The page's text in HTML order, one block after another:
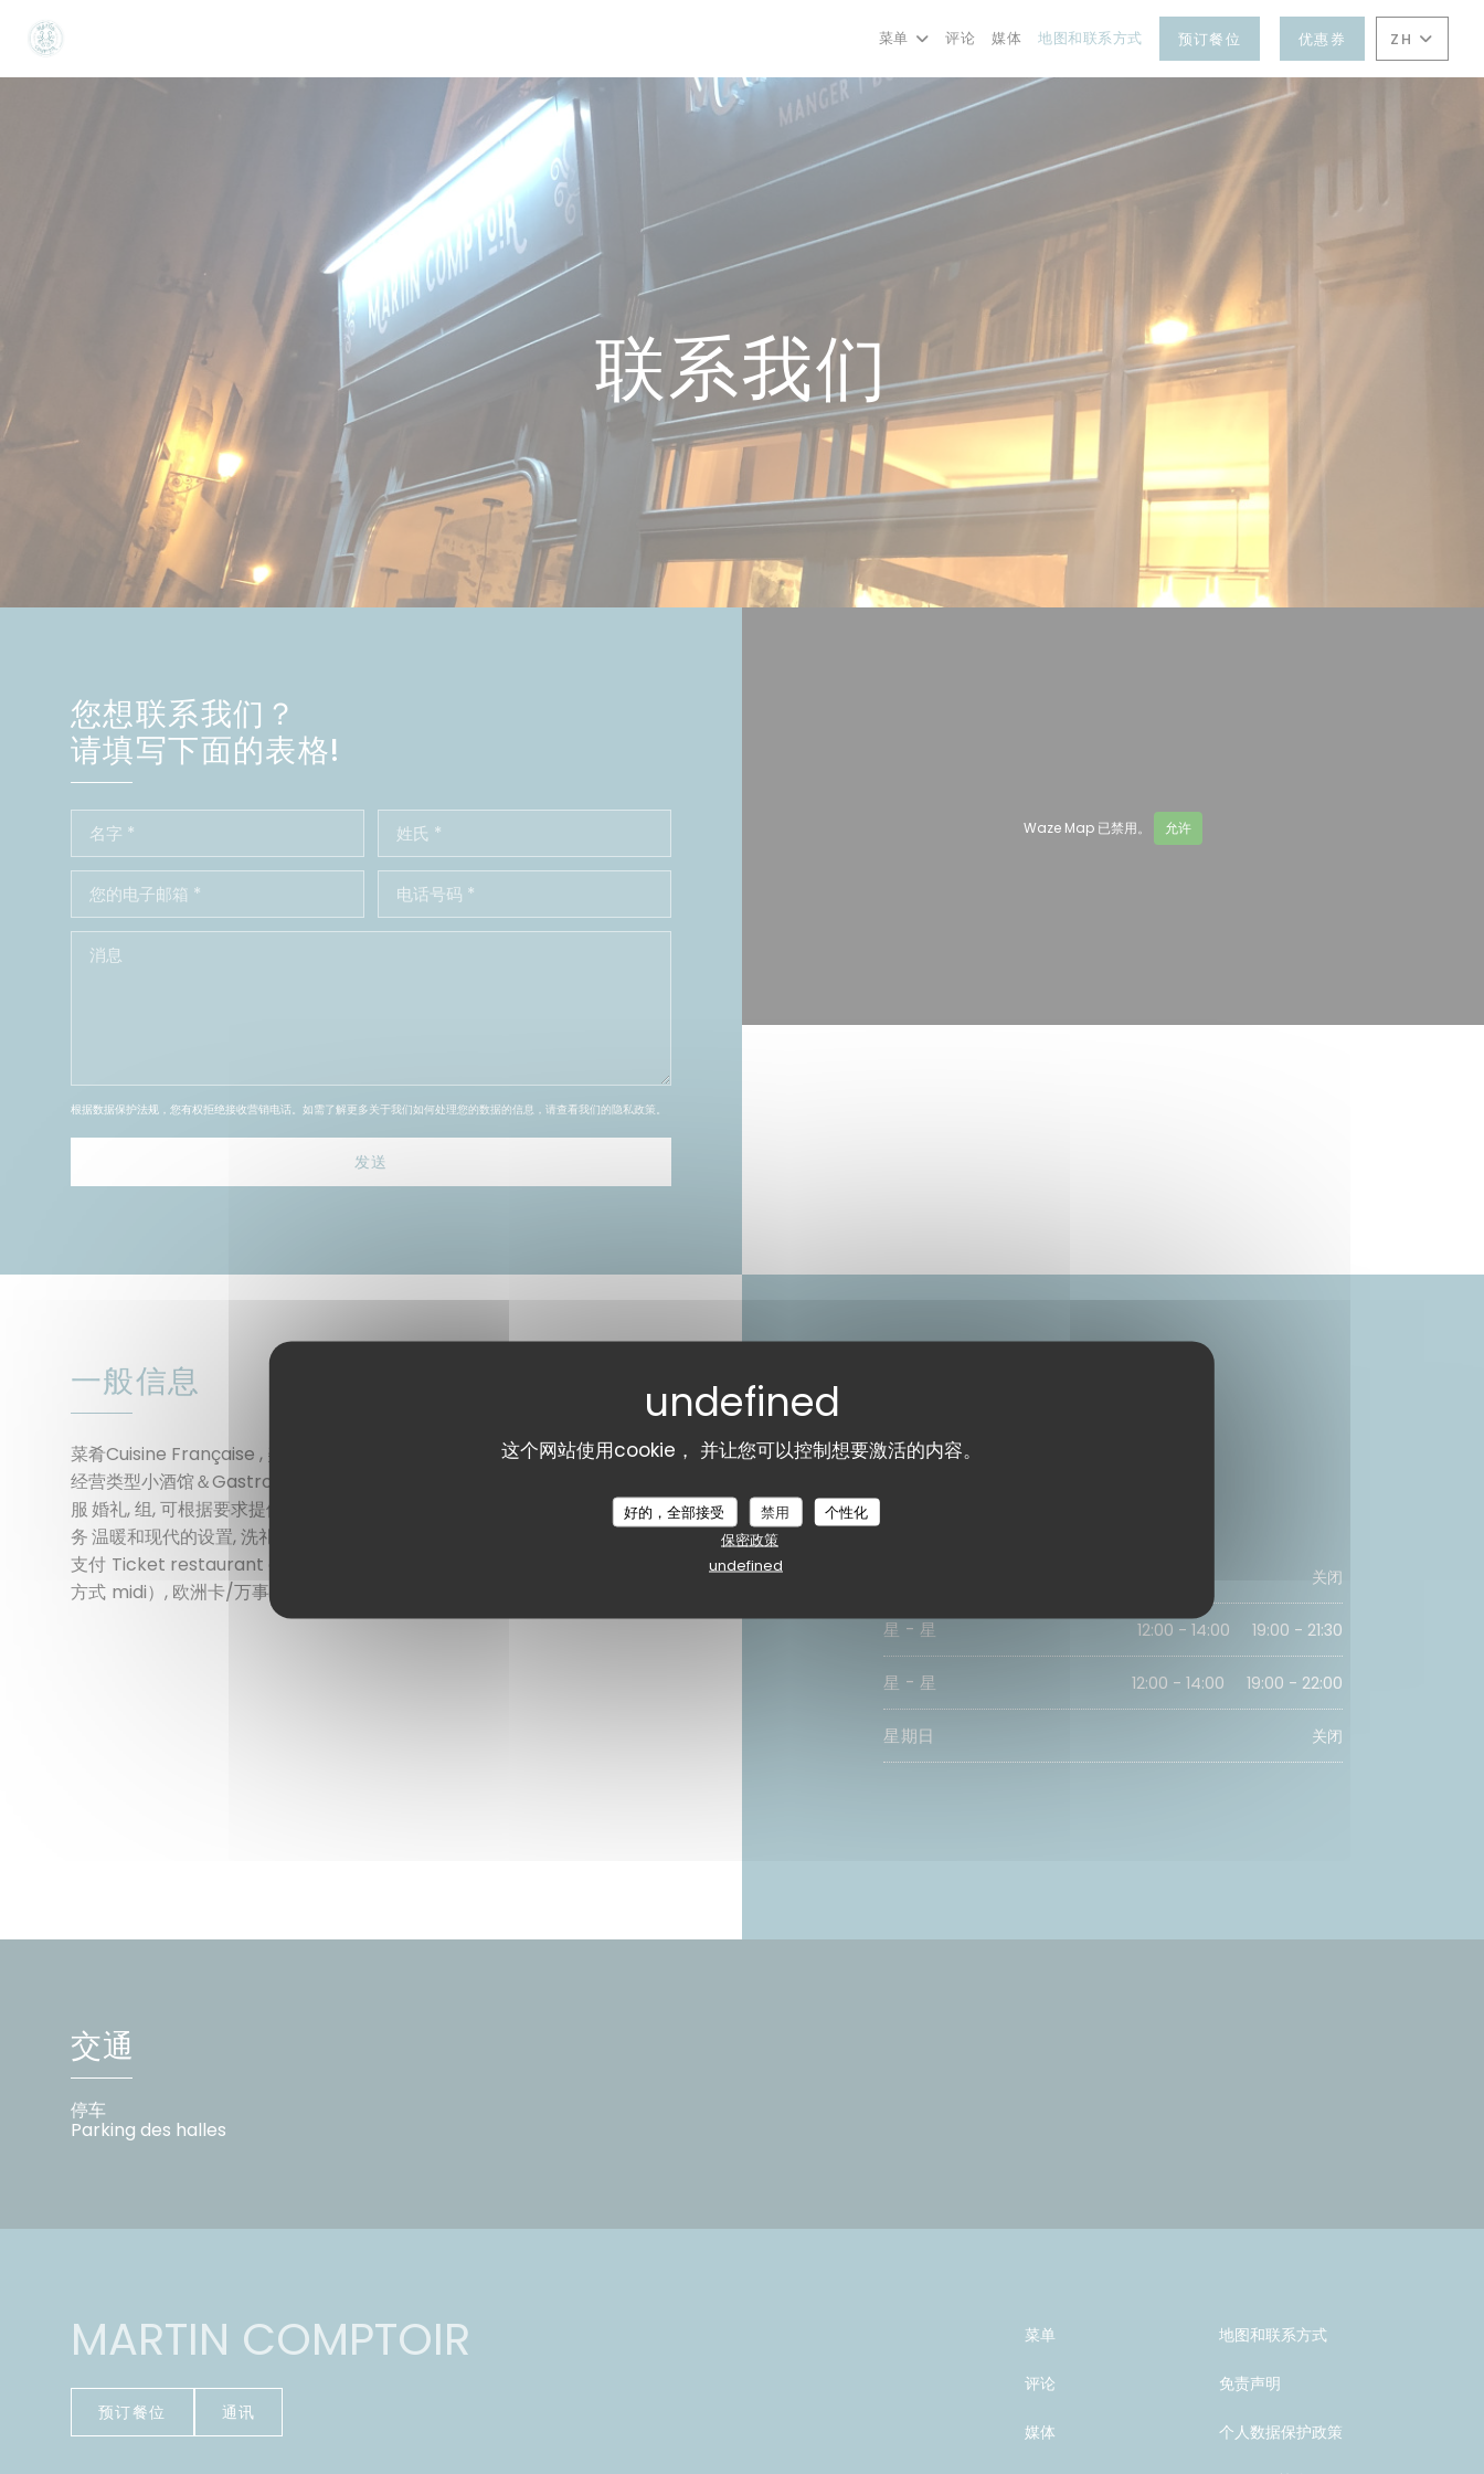
这个网站使用cookie， 并让您可以控制想要激活的内容。
好的，全部接受 禁用
个性化
保密政策
undefined
菜单 评论 媒体 地图和联系方式 预订餐位 优惠券 ZH
联系我们
您想联系我们？
请填写下面的表格!
根据数据保护法规，您有权拒绝接收营销电话。如需了解更多关于我们如何处理您的数据的信息，请查看我们的隐私政策。
Waze Map 已禁用。 允许
一般信息
菜肴Cuisine Française , 美食, 现代法国菜
经营类型小酒馆＆Gastro餐厅, 美食小酒馆
服
务
婚礼, 组, 可根据要求提供无麸质, 食物和葡萄酒品尝, 午餐公式, 开放式厨房,
温暖和现代的设置, 洗礼, 动物友好, 我们接受预订
支付
方式
Ticket restaurant dématérialisé, Apple Pay, Titres餐厅（独特的le
midi）, 欧洲卡/万事达卡, 现金, 签证, 检查, 美国运通
营业时间
关闭
星 - 星 12:00 - 14:00 19:00 - 21:30
星 -星 12:00 - 14:00 19:00 - 22:00
星期日 关闭
交通
停车
Parking des halles
MARTIN COMPTOIR
预订餐位 通讯
菜单
评论
媒体
地图和联系方式
免责声明
个人数据保护政策